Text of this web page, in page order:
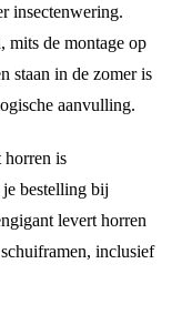
insectenwering.
mits de montage op
staan in de zomer is
aanvulling.
horren is
bestelling bij
levert horren
inclusief